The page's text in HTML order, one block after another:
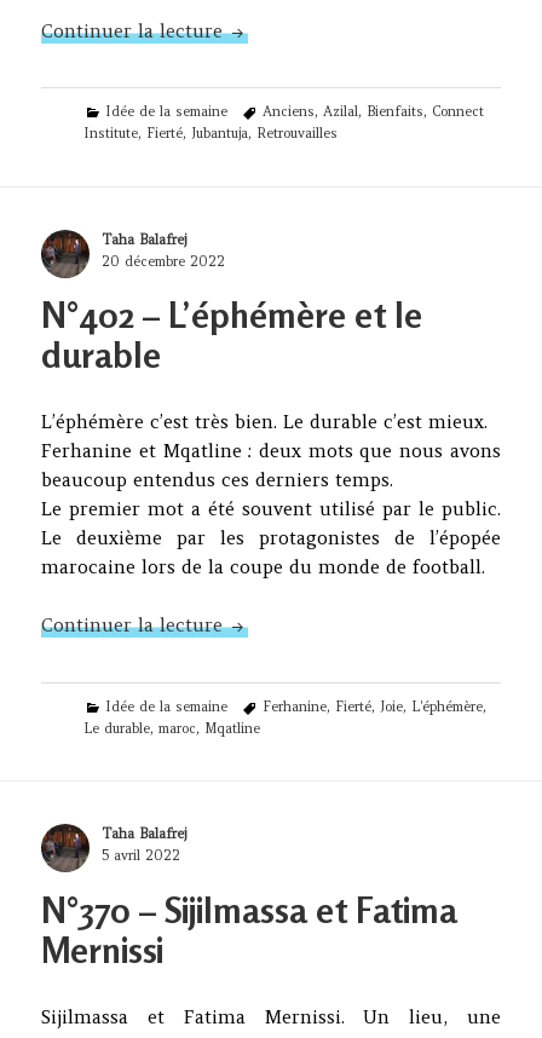
Continuer la lectureN°449 – Aux anciens
Categories
Idée de la semaine Tags
Anciens, Azilal, Bienfaits, Connect
Institute, Fierté, Jubantuja, Retrouvailles
Author
Taha Balafrej
Posted
20 décembre 2022
N°402 – L’éphémère et le
durable
L’éphémère c’est très bien. Le durable c’est mieux.
Ferhanine et Mqatline : deux mots que nous avons
beaucoup entendus ces derniers temps.
Le premier mot a été souvent utilisé par le public.
Le deuxième par les protagonistes de l’épopée
marocaine lors de la coupe du monde de football.
Continuer la lectureN°402 – L’éphémère et le durable
Categories
Idée de la semaine Tags
Ferhanine, Fierté, Joie, L'éphémère,
Le durable, maroc, Mqatline
Author
Taha Balafrej
Posted
5 avril 2022
N°370 – Sijilmassa et Fatima
Mernissi
Sijilmassa et Fatima Mernissi. Un lieu, une